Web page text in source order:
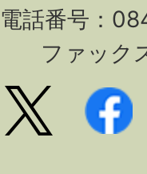
電話番号：
ファック